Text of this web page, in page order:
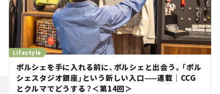
Lifestyle
ポルシェを手に入れる前に、ポルシェと出会う。「ポル
シェスタジオ銀座」という新しい入口——連載｜CCG
とクルマでどうする？＜第14回＞